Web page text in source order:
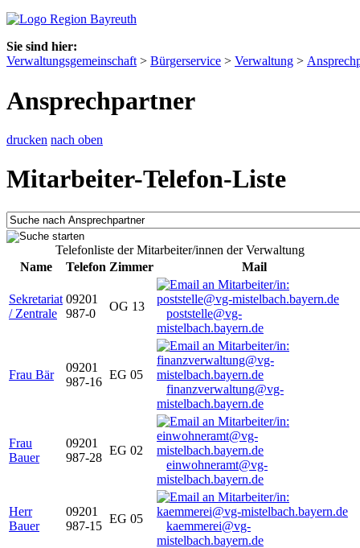
Sie sind hier:
Verwaltungsgemeinschaft > Bürgerservice > Verwaltung >
Ansprechpartner
drucken nach oben
Mitarbeiter-Telefon-Liste
Telefonliste der Mitarbeiter/innen der Verwaltung
Name
Telefon Zimmer Mail
Sekretariat
/ Zentrale
09201
987-0
OG 13
poststelle@vg-
mistelbach.bayern.de
Frau Bär
09201
987-16
EG 05
finanzverwaltung@vg-
mistelbach.bayern.de
Frau
Bauer
09201
987-28
EG 02
einwohneramt@vg-
mistelbach.bayern.de
Herr
Bauer
09201
987-15
EG 05
kaemmerei@vg-
mistelbach.bayern.de